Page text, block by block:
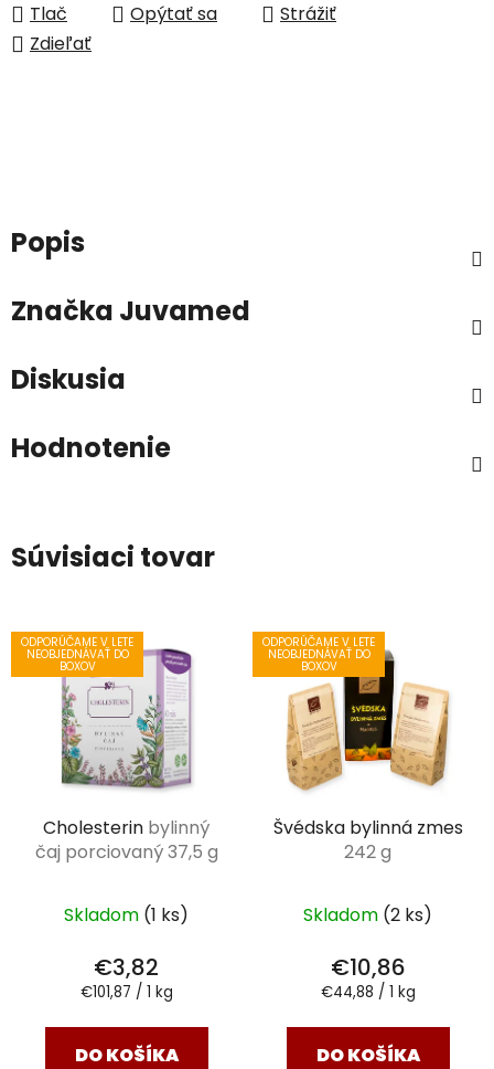
Tlač Opýtať sa
Strážiť
Zdieľať
Popis
Značka Juvamed
Diskusia
Hodnotenie
Súvisiaci tovar
ODPORÚČAME V LETE
NEOBJEDNÁVAŤ DO
BOXOV
Cholesterin bylinný
čaj porciovaný 37,5 g
Skladom (1 ks)
€3,82
Jednotková
€101,87 / 1 kg
DO KOŠÍKA
ODPORÚČAME V LETE
NEOBJEDNÁVAŤ DO
BOXOV
Švédska bylinná zmes
242 g
Skladom (2 ks)
€10,86
Jednotková
€44,88 / 1 kg
DO KOŠÍKA